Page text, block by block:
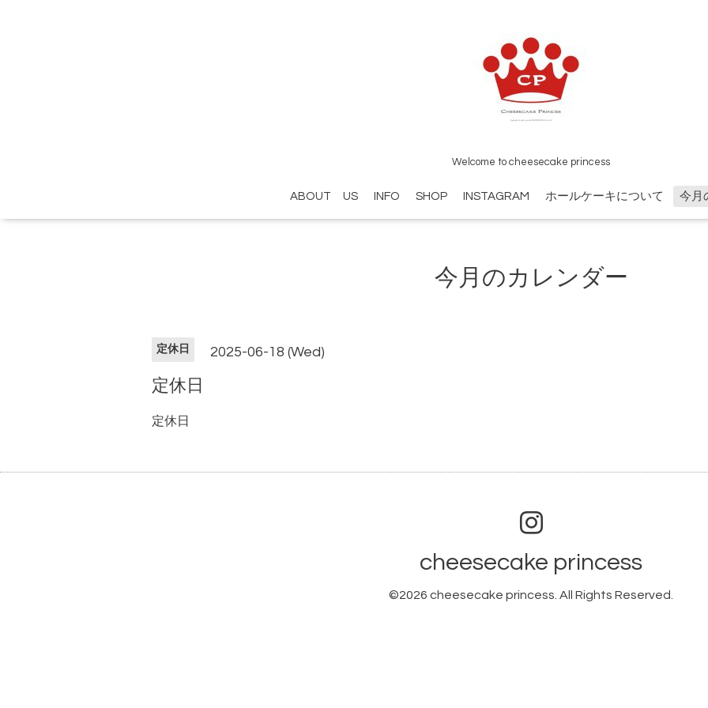
Welcome to cheesecake princess
ABOUT US INFO SHOP INSTAGRAM ホールケーキについて 今月
今月のカレンダー
定休日 2025-06-18 (Wed)
定休日
定休日
cheesecake princess
©2026 cheesecake princess . All Rights Reserved.